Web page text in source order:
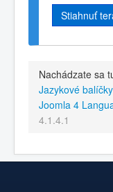
Stiahnuť
Nachádzate sa
Jazykové balíčky
Joomla 4
4.1.4.1